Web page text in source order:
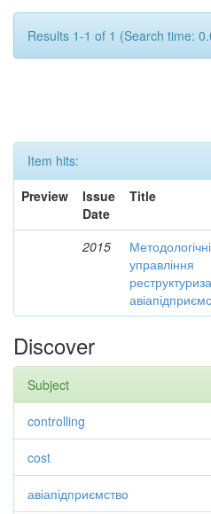
Results 1-1 of 1 (Search time:
Item hits:
Preview
Issue
Date
Title
2015
управління
Discover
Subject
controlling
cost
авіапідприємство